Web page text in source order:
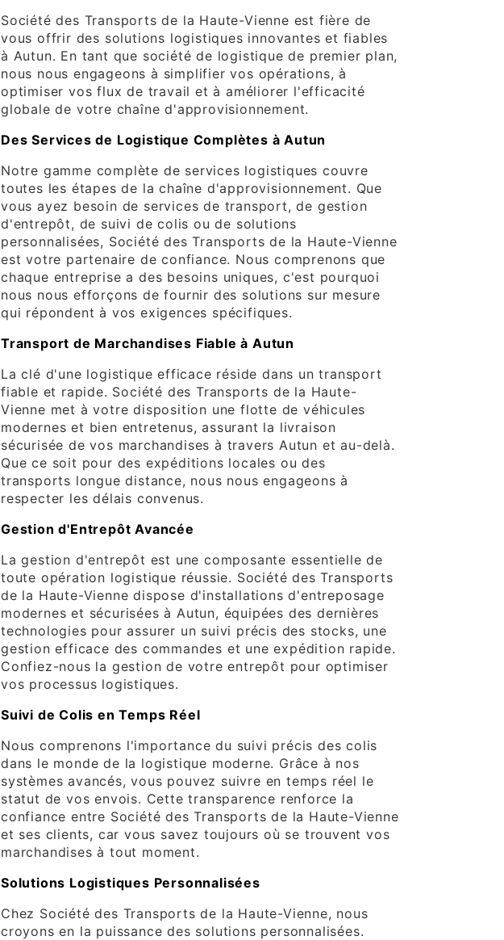
Société des Transports de la Haute-Vienne est fière de
vous offrir des solutions logistiques innovantes et fiables
à Autun. En tant que société de logistique de premier plan,
nous nous engageons à simplifier vos opérations, à
optimiser vos flux de travail et à améliorer l'efficacité
globale de votre chaîne d'approvisionnement.
Des Services de Logistique Complètes à Autun
Notre gamme complète de services logistiques couvre
toutes les étapes de la chaîne d'approvisionnement. Que
vous ayez besoin de services de transport, de gestion
d'entrepôt, de suivi de colis ou de solutions
personnalisées, Société des Transports de la Haute-Vienne
est votre partenaire de confiance. Nous comprenons que
chaque entreprise a des besoins uniques, c'est pourquoi
nous nous efforçons de fournir des solutions sur mesure
qui répondent à vos exigences spécifiques.
Transport de Marchandises Fiable à Autun
La clé d'une logistique efficace réside dans un transport
fiable et rapide. Société des Transports de la Haute-
Vienne met à votre disposition une flotte de véhicules
modernes et bien entretenus, assurant la livraison
sécurisée de vos marchandises à travers Autun et au-delà.
Que ce soit pour des expéditions locales ou des
transports longue distance, nous nous engageons à
respecter les délais convenus.
Gestion d'Entrepôt Avancée
La gestion d'entrepôt est une composante essentielle de
toute opération logistique réussie. Société des Transports
de la Haute-Vienne dispose d'installations d'entreposage
modernes et sécurisées à Autun, équipées des dernières
technologies pour assurer un suivi précis des stocks, une
gestion efficace des commandes et une expédition rapide.
Confiez-nous la gestion de votre entrepôt pour optimiser
vos processus logistiques.
Suivi de Colis en Temps Réel
Nous comprenons l'importance du suivi précis des colis
dans le monde de la logistique moderne. Grâce à nos
systèmes avancés, vous pouvez suivre en temps réel le
statut de vos envois. Cette transparence renforce la
confiance entre Société des Transports de la Haute-Vienne
et ses clients, car vous savez toujours où se trouvent vos
marchandises à tout moment.
Solutions Logistiques Personnalisées
Chez Société des Transports de la Haute-Vienne, nous
croyons en la puissance des solutions personnalisées.